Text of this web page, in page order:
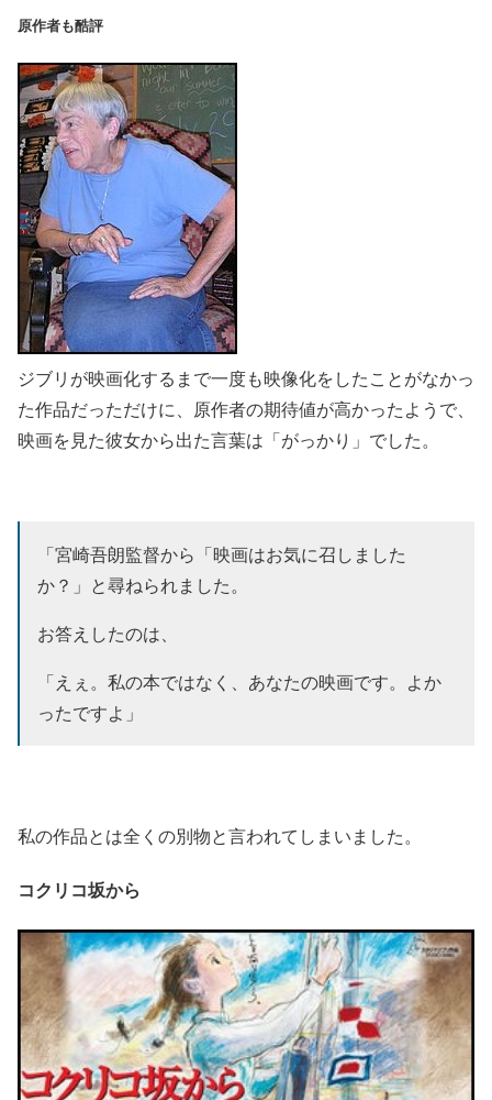
原作者も酷評
ジブリが映画化するまで一度も映像化をしたことがなかっ
た作品だっただけに、原作者の期待値が高かったようで、
映画を見た彼女から出た言葉は「がっかり」でした。
「宮崎吾朗監督から「映画はお気に召しました
か？」と尋ねられました。
お答えしたのは、
「えぇ。私の本ではなく、あなたの映画です。よか
ったですよ」
私の作品とは全くの別物と言われてしまいました。
コクリコ坂から